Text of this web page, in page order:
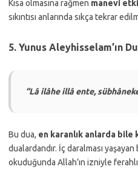
Kısa olmasına rağmen manevi
sıkıntısı anlarında sıkça tekrar
5. Yunus Aleyhisselam’ın
“Lâ ilâhe illâ ente,
Bu dua, en karanlık anlarda
dualardandır. İç daralması
okuduğunda Allah’ın izniyle